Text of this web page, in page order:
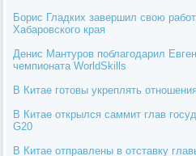
Борис Гладких завершил свою
Хабаровского края
Денис Мантуров поблагодарил
чемпионата WorldSkills
В Китае готовы укреплять
В Китае открылся саммит глав
G20
В Китае отправлены в отставку